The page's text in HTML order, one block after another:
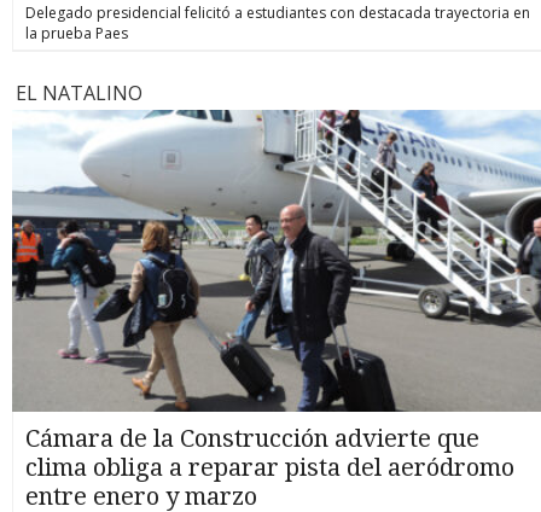
Delegado presidencial felicitó a estudiantes con destacada trayectoria en
la prueba Paes
EL NATALINO
Cámara de la Construcción advierte que
clima obliga a reparar pista del aeródromo
entre enero y marzo